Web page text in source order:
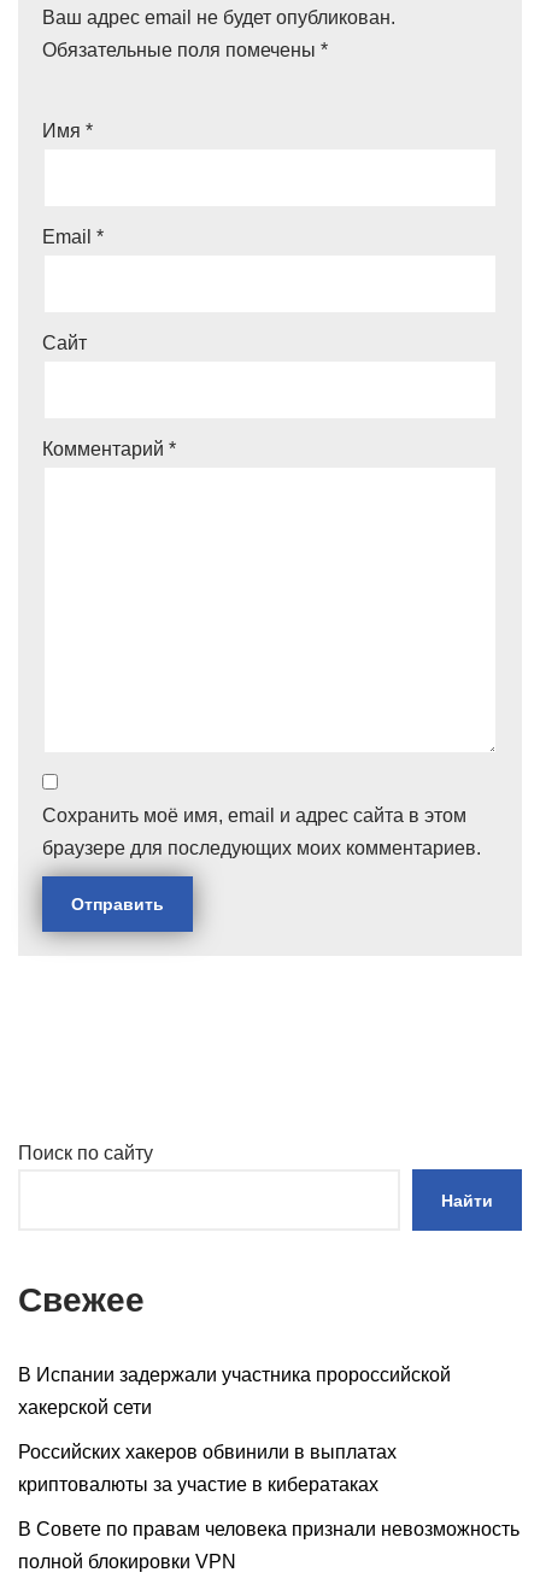
Ваш адрес email не будет опубликован.
Обязательные поля помечены *
Имя *
Email *
Сайт
Комментарий *
Сохранить моё имя, email и адрес сайта в этом
браузере для последующих моих комментариев.
Поиск по сайту
Найти
Свежее
В Испании задержали участника пророссийской
хакерской сети
Российских хакеров обвинили в выплатах
криптовалюты за участие в кибератаках
В Совете по правам человека признали невозможность
полной блокировки VPN